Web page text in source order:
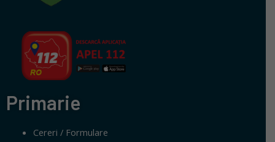
Primarie
Cereri / Formulare